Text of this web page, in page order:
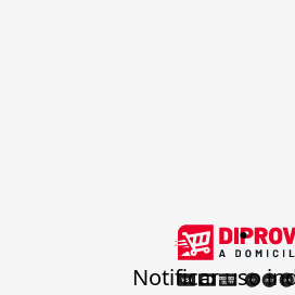
.
Notificar uso